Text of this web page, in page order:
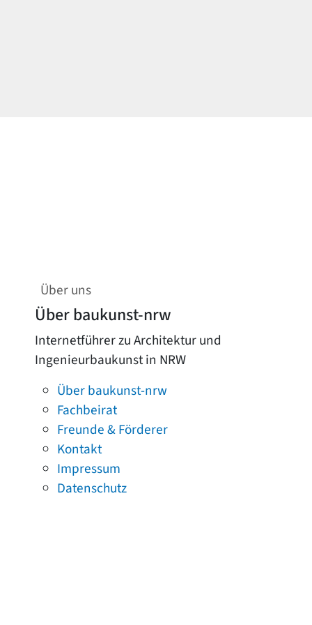
Über uns
Über baukunst-nrw
Internetführer zu Architektur und
Ingenieurbaukunst in NRW
Über baukunst-nrw
Fachbeirat
Freunde & Förderer
Kontakt
Impressum
Datenschutz